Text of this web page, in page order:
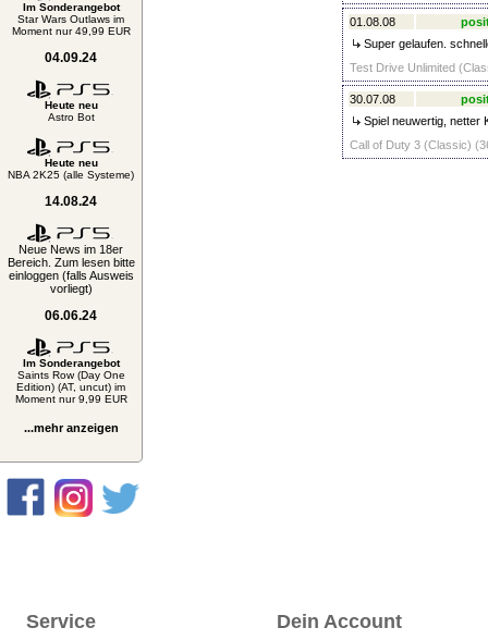
Im Sonderangebot
Star Wars Outlaws im
Moment nur 49,99 EUR
04.09.24
Heute neu
Astro Bot
Heute neu
NBA 2K25 (alle Systeme)
14.08.24
Neue News im 18er
Bereich. Zum lesen bitte
einloggen (falls Ausweis
vorliegt)
06.06.24
Im Sonderangebot
Saints Row (Day One
Edition) (AT, uncut) im
Moment nur 9,99 EUR
...mehr anzeigen
01.08.08
Super gelaufen.
Test Drive Unlimited
30.07.08
Spiel neuwertig, netter
Call of Duty 3 (Classic)
Service Dein Account